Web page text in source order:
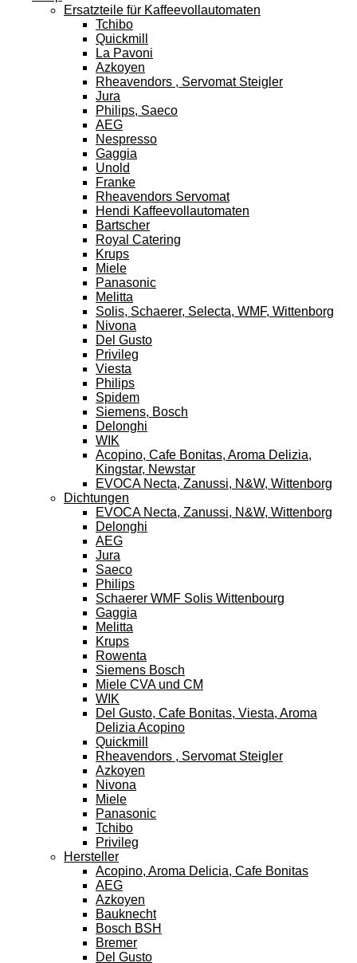
Ersatzteile für Kaffeevollautomaten
Tchibo
Quickmill
La Pavoni
Azkoyen
Rheavendors , Servomat Steigler
Jura
Philips, Saeco
AEG
Nespresso
Gaggia
Unold
Franke
Rheavendors Servomat
Hendi Kaffeevollautomaten
Bartscher
Royal Catering
Krups
Miele
Panasonic
Melitta
Solis, Schaerer, Selecta, WMF, Wittenborg
Nivona
Del Gusto
Privileg
Viesta
Philips
Spidem
Siemens, Bosch
Delonghi
WIK
Acopino, Cafe Bonitas, Aroma Delizia,
Kingstar, Newstar
EVOCA Necta, Zanussi, N&W, Wittenborg
Dichtungen
EVOCA Necta, Zanussi, N&W, Wittenborg
Delonghi
AEG
Jura
Saeco
Philips
Schaerer WMF Solis Wittenbourg
Gaggia
Melitta
Krups
Rowenta
Siemens Bosch
Miele CVA und CM
WIK
Del Gusto, Cafe Bonitas, Viesta, Aroma
Delizia Acopino
Quickmill
Rheavendors , Servomat Steigler
Azkoyen
Nivona
Miele
Panasonic
Tchibo
Privileg
Hersteller
Acopino, Aroma Delicia, Cafe Bonitas
AEG
Azkoyen
Bauknecht
Bosch BSH
Bremer
Del Gusto